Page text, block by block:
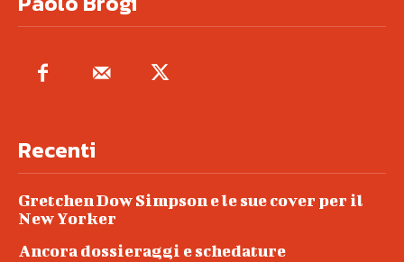
Recenti
Gretchen Dow Simpson e le sue cover per il
New Yorker
Ancora dossieraggi e schedature